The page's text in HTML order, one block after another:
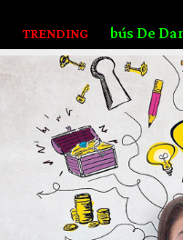
TRENDING
De Damasco